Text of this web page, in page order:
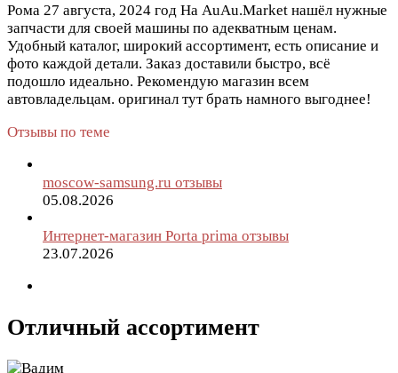
Рома 27 августа, 2024 год На AuAu.Market нашёл нужные
запчасти для своей машины по адекватным ценам.
Удобный каталог, широкий ассортимент, есть описание и
фото каждой детали. Заказ доставили быстро, всё
подошло идеально. Рекомендую магазин всем
автовладельцам. оригинал тут брать намного выгоднее!
Отзывы по теме
moscow-samsung.ru отзывы
05.08.2026
Интернет-магазин Porta prima отзывы
23.07.2026
Отличный ассортимент